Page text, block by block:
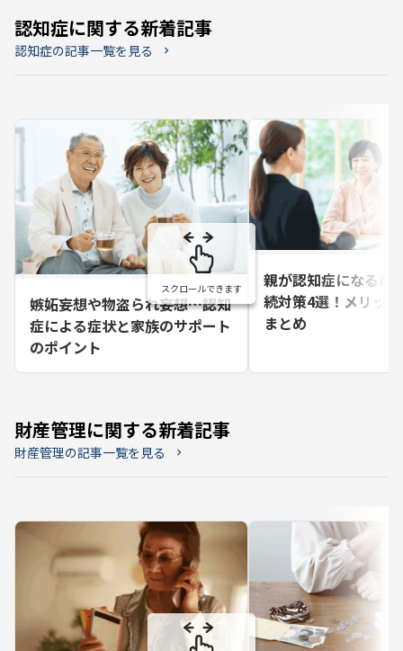
認知症に関する新着記事
認知症の記事一覧を見る chevron_right
嫉妬妄想や物盗られ妄想…認知
症による症状と家族のサポート
のポイント
親が認知症になる前
続対策4選！メリッ
まとめ
財産管理に関する新着記事
財産管理の記事一覧を見る chevron_right